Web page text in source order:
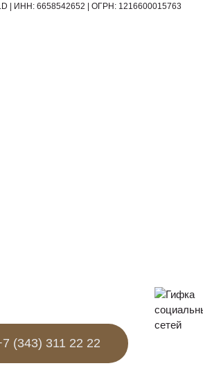
(343) 311 22 22
ИНН: 6658542652 ОГРН: 1216600015763